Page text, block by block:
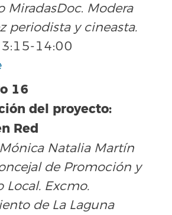
MiradasDoc. Modera
periodista y cineasta.
14:00
16
del proyecto:
Red
Mónica Natalia Martín
de Promoción y
Local. Excmo.
de La Laguna